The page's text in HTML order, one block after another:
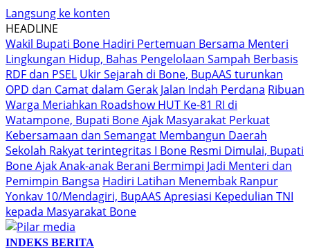
Langsung ke konten
HEADLINE
Wakil Bupati Bone Hadiri Pertemuan Bersama Menteri
Lingkungan Hidup, Bahas Pengelolaan Sampah Berbasis
RDF dan PSEL Ukir Sejarah di Bone, BupAAS turunkan
OPD dan Camat dalam Gerak Jalan Indah Perdana Ribuan
Warga Meriahkan Roadshow HUT Ke-81 RI di
Watampone, Bupati Bone Ajak Masyarakat Perkuat
Kebersamaan dan Semangat Membangun Daerah
Sekolah Rakyat terintegritas I Bone Resmi Dimulai, Bupati
Bone Ajak Anak-anak Berani Bermimpi Jadi Menteri dan
Pemimpin Bangsa Hadiri Latihan Menembak Ranpur
Yonkav 10/Mendagiri, BupAAS Apresiasi Kepedulian TNI
kepada Masyarakat Bone
INDEKS BERITA